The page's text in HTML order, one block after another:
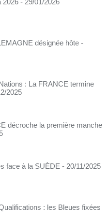
2026 - 29/01/2026
désignée hôte -
: La FRANCE termine
2025
décroche la première manche
face à la SUÈDE - 20/11/2025
: les Bleues fixées